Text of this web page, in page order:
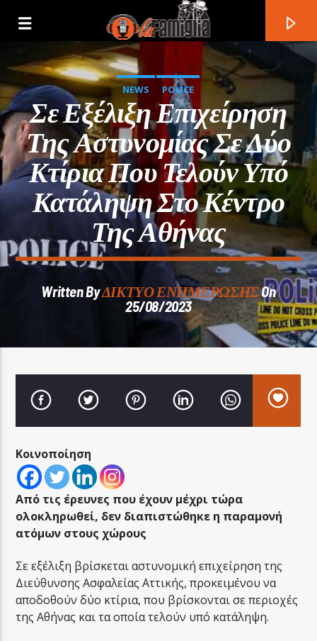
Current Track
LA FAMIGLIA ΝΗΣΙΩΤΙΚΑ
NEWS POLICE
Σε Εξέλιξη Επιχείρηση
Της Αστυνομίας Σε Δύο
Κτίρια Που Τελούν Υπό
Κατάληψη Στο Κέντρο
Της Αθήνας
Written ByΔΙΚΤΥΟ ΕΝΗΜΕΡΩΣΗΣOn
25/08/2023
Κοινοποίηση
Από τις έρευνες που έχουν μέχρι τώρα
ολοκληρωθεί, δεν διαπιστώθηκε η παραμονή
ατόμων στους χώρους
Σε εξέλιξη βρίσκεται αστυνομική επιχείρηση της
Διεύθυνσης Ασφαλείας Αττικής, προκειμένου να
αποδοθούν δύο κτίρια, που βρίσκονται σε περιοχές
της Αθήνας και τα οποία τελούν υπό κατάληψη.